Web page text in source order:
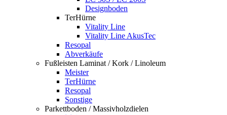
Designboden
TerHürne
Vitality Line
Vitality Line AkusTec
Resopal
Abverkäufe
Fußleisten Laminat / Kork / Linoleum
Meister
TerHürne
Resopal
Sonstige
Parkettboden / Massivholzdielen